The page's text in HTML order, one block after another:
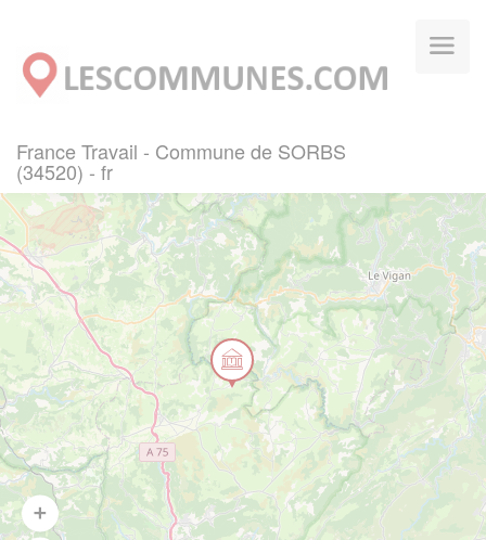
France Travail - Commune de SORBS
(34520) - fr